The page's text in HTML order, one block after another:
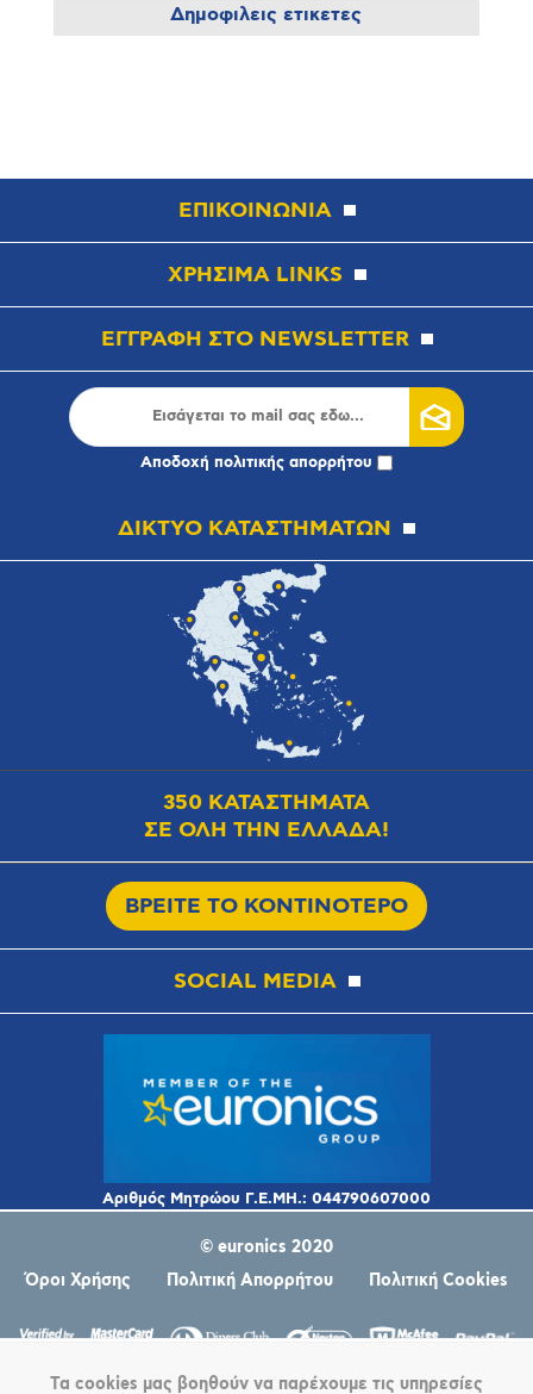
Δημοφιλεις ετικετες
ΕΠΙΚΟΙΝΩΝΙΑ
ΧΡΗΣΙΜΑ LINKS
ΕΓΓΡΑΦΗ ΣΤΟ NEWSLETTER
Αποδοχή πολιτικής απορρήτου
ΔΙΚΤΥΟ ΚΑΤΑΣΤΗΜΑΤΩΝ
350 ΚΑΤΑΣΤΗΜΑΤΑ
ΣΕ ΟΛΗ ΤΗΝ ΕΛΛΑΔΑ!
ΒΡΕΙΤΕ ΤΟ ΚΟΝΤΙΝΟΤΕΡΟ
SOCIAL MEDIA
© euronics 2020
Όροι Χρήσης
Πολιτική Απορρήτου Πολιτική Cookies
Τα cookies μας βοηθούν να παρέχουμε τις υπηρεσίες